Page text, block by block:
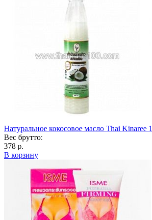
Натуральное кокосовое масло Thai Kinaree
Вес брутто:
378 р.
В корзину